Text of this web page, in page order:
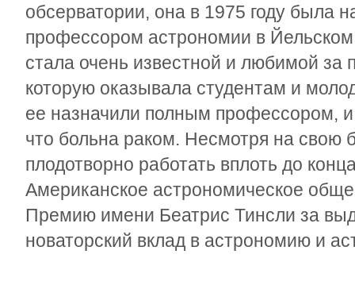
обсерватории, она в 1975 году была
профессором астрономии в
стала очень известной и любимой за
которую оказывала студентам и
ее назначили полным профессором,
что больна раком. Несмотря на свою
плодотворно работать вплоть до
Американское астрономическое
Премию имени Беатрис Тинсли за
новаторский вклад в астрономию и